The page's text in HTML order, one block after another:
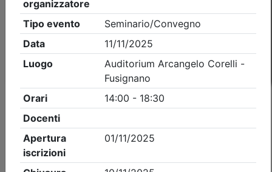
- Tipo Ordine/collegio:
Ravenna- Eventi in programma dal8/8/2026
iCal Feed RSS
Dettagli evento
Gratuito